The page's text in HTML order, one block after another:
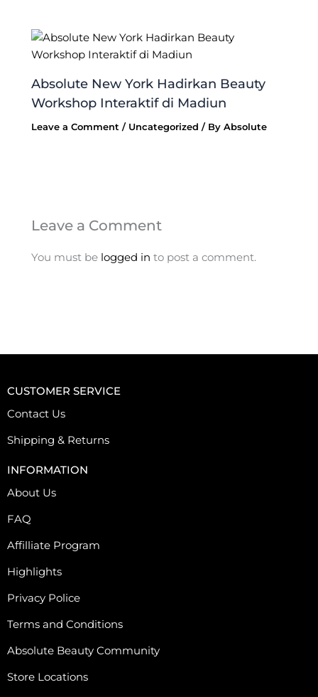
Absolute New York Hadirkan Beauty
Workshop Interaktif di Madiun
Leave a Comment / Uncategorized / ByAbsolute
Leave a Comment
You must be logged in to post a comment.
CUSTOMER SERVICE
Contact Us
Shipping & Returns
INFORMATION
About Us
FAQ
Affilliate Program
Highlights
Privacy Police
Terms and Conditions
Absolute Beauty Community
Store Locations